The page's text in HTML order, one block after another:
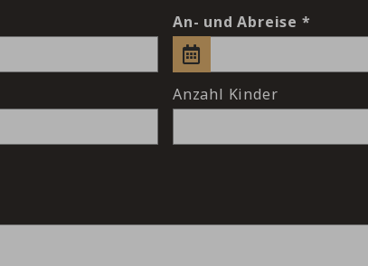
An- und Abreise
Anzahl Kinder